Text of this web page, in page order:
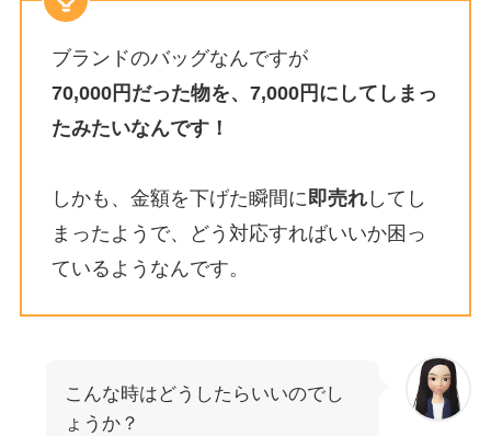
ブランドのバッグなんですが
70,000円だった物を、7,000円にしてしまっ
たみたいなんです！
しかも、金額を下げた瞬間に即売れしてし
まったようで、どう対応すればいいか困っ
ているようなんです。
こんな時はどうしたらいいのでし
ょうか？